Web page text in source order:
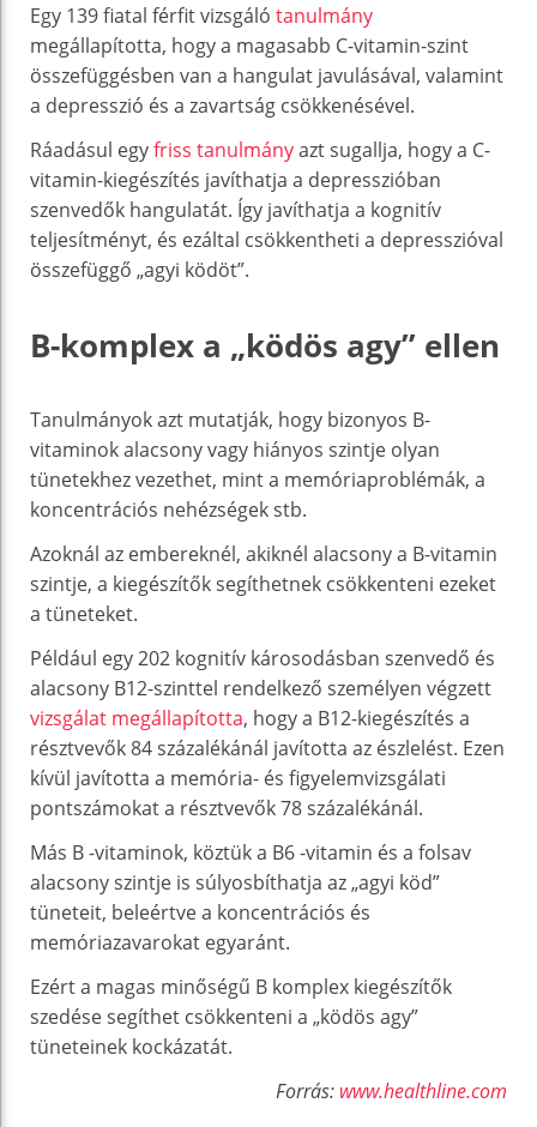
Egy 139 fiatal férfit vizsgáló tanulmány
megállapította, hogy a magasabb C-vitamin-szint
összefüggésben van a hangulat javulásával, valamint
a depresszió és a zavartság csökkenésével.
Ráadásul egyfriss tanulmányazt sugallja, hogy a C-
vitamin-kiegészítés javíthatja a depresszióban
szenvedők hangulatát. Így javíthatja a kognitív
teljesítményt, és ezáltal csökkentheti a depresszióval
összefüggő „agyi ködöt”.
B-komplex a „ködös agy” ellen
Tanulmányok azt mutatják, hogy bizonyos B-
vitaminok alacsony vagy hiányos szintje olyan
tünetekhez vezethet, mint a memóriaproblémák, a
koncentrációs nehézségek stb.
Azoknál az embereknél, akiknél alacsony a B-vitamin
szintje, a kiegészítők segíthetnek csökkenteni ezeket
a tüneteket.
Például egy 202 kognitív károsodásban szenvedő és
alacsony B12-szinttel rendelkező személyen végzett
vizsgálat megállapította, hogy a B12-kiegészítés a
résztvevők 84 százalékánál javította az észlelést. Ezen
kívül javította a memória- és figyelemvizsgálati
pontszámokat a résztvevők 78 százalékánál.
Más B -vitaminok, köztük a B6 -vitamin és a folsav
alacsony szintje is súlyosbíthatja az „agyi köd”
tüneteit, beleértve a koncentrációs és
memóriazavarokat egyaránt.
Ezért a magas minőségű B komplex kiegészítők
szedése segíthet csökkenteni a „ködös agy”
tüneteinek kockázatát.
Forrás: www.healthline.com